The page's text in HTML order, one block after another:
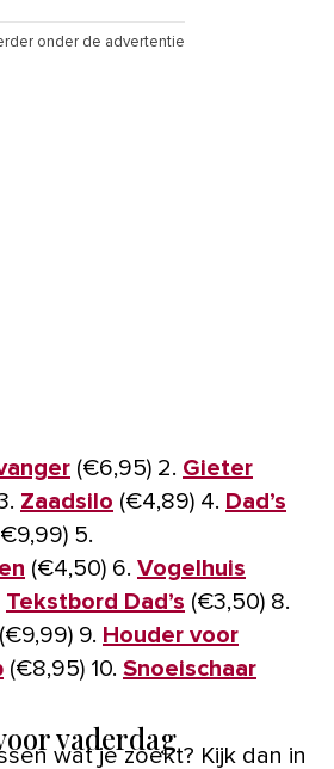
onder de advertentie
(€6,95) 2. Gieter
Zaadsilo (€4,89) 4. Dad’s
5.
(€4,50) 6. Vogelhuis
Tekstbord Dad’s (€3,50) 8.
(€9,99) 9. Houder voor
(€8,95) 10. Snoeischaar
vaderdag
wat je zoekt? Kijk dan in